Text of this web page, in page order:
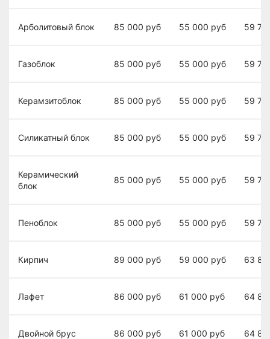
Арболитовый блок 85 000 руб 55 000 руб 59
Газоблок 85 000 руб 55 000 руб 59
Керамзитоблок 85 000 руб 55 000 руб 59
Силикатный блок 85 000 руб 55 000 руб 59
Керамический
блок
85 000 руб 55 000 руб 59
Пеноблок 85 000 руб 55 000 руб 59
Кирпич 89 000 руб 59 000 руб 63
Лафет 86 000 руб 61 000 руб 64
Двойной брус 86 000 руб 61 000 руб 64